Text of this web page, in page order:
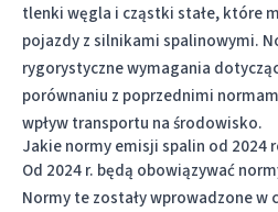
tlenki węgla i cząstki stałe, które
pojazdy z silnikami spalinowymi.
rygorystyczne wymagania
porównaniu z poprzednimi
wpływ transportu na środowisko.
Jakie normy emisji spalin od 2024
Od 2024 r. będą obowiązywać
Normy te zostały wprowadzone w